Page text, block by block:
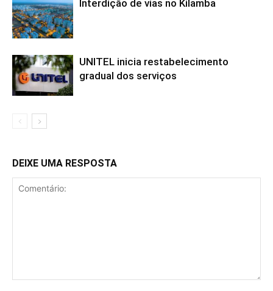
Interdição de vias no Kilamba
UNITEL inicia restabelecimento
gradual dos serviços
DEIXE UMA RESPOSTA